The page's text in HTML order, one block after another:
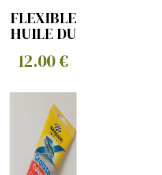
FLEXIBLE
HUILE DU
AU
12.00 €